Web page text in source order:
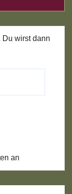
wirst dann
an